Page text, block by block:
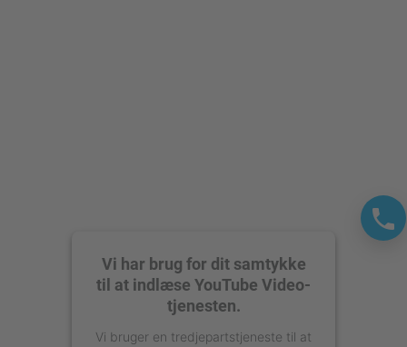
Vi har brug for dit samtykke
til at indlæse YouTube Video-
tjenesten.
Vi bruger en tredjepartstjeneste til at